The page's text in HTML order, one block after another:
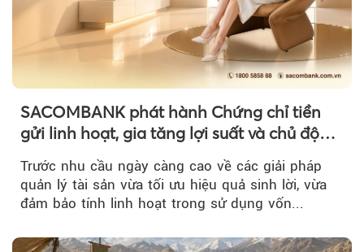
SACOMBANK phát hành Chứng chỉ tiền
gửi linh hoạt, gia tăng lợi suất và chủ động
Trước nhu cầu ngày càng cao về các giải pháp
quản lý tài sản vừa tối ưu hiệu quả sinh lời, vừa
đảm bảo tính linh hoạt trong sử dụng vốn...